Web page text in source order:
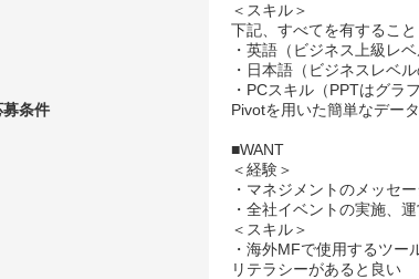
募条件
＜スキル＞
下記、すべてを有すること
・英語（ビジネス上級レ
・日本語（ビジネスレベ
・PCスキル（PPTはグラ
Pivotを用いた簡単なデー
■WANT
＜経験＞
・マネジメントのメッセ
・全社イベントの実施、
＜スキル＞
・海外MFで使用するツ
リテラシーがあると良い